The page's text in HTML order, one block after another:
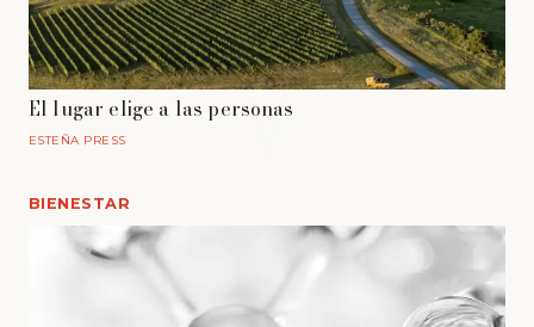
El lugar elige a las personas
ESTEÑA PRESS
BIENESTAR